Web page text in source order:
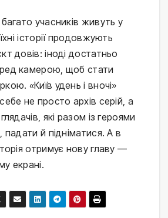
учасників живуть у
історії продовжують
довів: іноді достатньо
камерою, щоб стати
«Київ удень і вночі»
не просто архів серій, а
які разом із героями
падати й підніматися. А в
отримує нову главу —
екрані.